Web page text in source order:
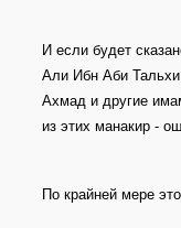
И если будет
Али Ибн Аби Тальхи
Ахмад и другие
из этих манакир -
По крайней мере